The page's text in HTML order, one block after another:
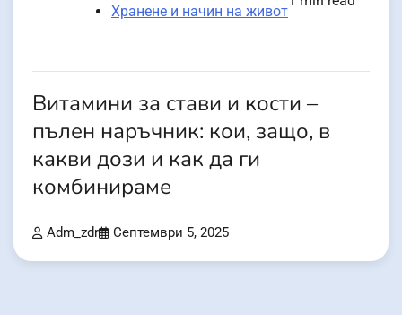
Хранене и начин на живот
Витамини за стави и кости –
пълен наръчник: кои, защо, в
какви дози и как да ги
комбинираме
Adm_zdr Септември 5, 2025